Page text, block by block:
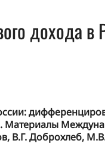
дохода
Материалы
В.Г. Доброхлеб,